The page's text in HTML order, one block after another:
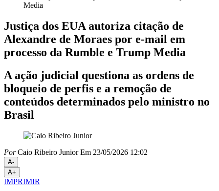
Justiça dos EUA autoriza citação de
Alexandre de Moraes por e-mail em
processo da Rumble e Trump Media
A ação judicial questiona as ordens de
bloqueio de perfis e a remoção de
conteúdos determinados pelo ministro no
Brasil
PorCaio Ribeiro Junior Em 23/05/2026 12:02
A-
A+
IMPRIMIR